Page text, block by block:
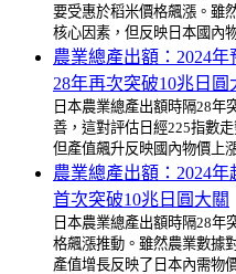
要受惠於稻米價格飆漲。雖
核心因素，但反映日本國內
農業總產出額：2024
28年再次突破10兆日圓
日本農業總產出額時隔28年
善，這對評估日經225指數
但產值飆升反映國內物價上
農業總產出額：2024年
首次突破10兆日圓大關
日本農業總產出額時隔28年
格飆漲推動。雖然農業數據
產值增長反映了日本內需物